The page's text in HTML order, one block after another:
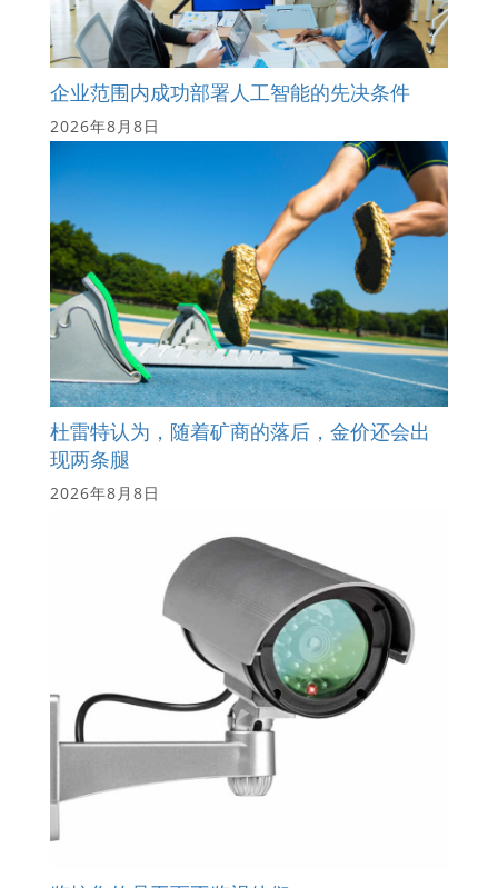
企业范围内成功部署人工智能的先决条件
2026年8月8日
杜雷特认为，随着矿商的落后，金价还会出
现两条腿
2026年8月8日